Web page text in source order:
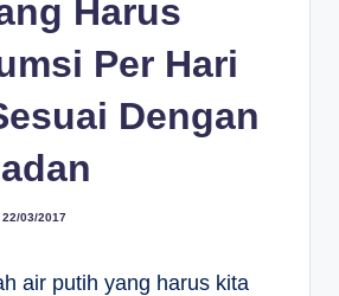
Harus
Per Hari
Dengan
22/03/2017
air putih yang harus kita